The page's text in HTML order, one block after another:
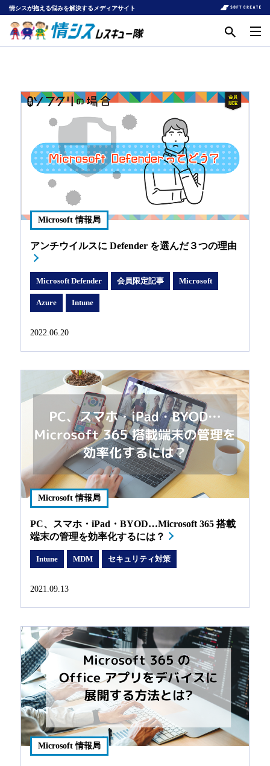
情シスが抱える悩みを解決するメディアサイト
Microsoft 情報局
アンチウイルスに Defender を選んだ３つの理由
Microsoft Defender 会員限定記事 Microsoft
Azure Intune
2022.06.20
Microsoft 情報局
PC、スマホ・iPad・BYOD…Microsoft 365 搭載
端末の管理を効率化するには？
Intune MDM セキュリティ対策
2021.09.13
Microsoft 情報局